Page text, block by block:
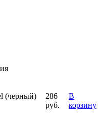
(черный)
286
руб.
В
корзину